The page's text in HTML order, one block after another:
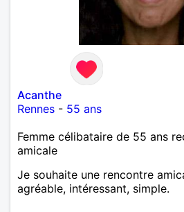
Acanthe
Rennes - 55 ans
Femme célibataire de 55 ans
amicale
Je souhaite une rencontre
agréable, intéressant, simple.